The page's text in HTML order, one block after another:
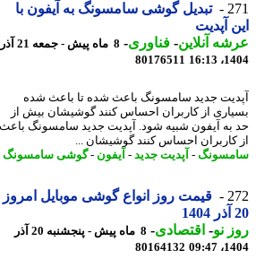
تبدیل گوشی سامسونگ به آیفون با
آپدیت
آنلاین-فناوری-
8 ماه پیش - جمعه 21 آذر
80176511
جدید سامسونگ باعث شده تا باعث شده
از کاربران احساس کنند گوشیشان بیش از
آیفون شبیه شود. آپدیت جدید سامسونگ باعث
احساس کنند گوشیشان ...
-آپدیت جدید-آیفون-گوشی سامسونگ-
قیمت روز انواع گوشی موبایل امروز
نو- اقتصادی-
8 ماه پیش - پنجشنبه 20 آذر
80164132